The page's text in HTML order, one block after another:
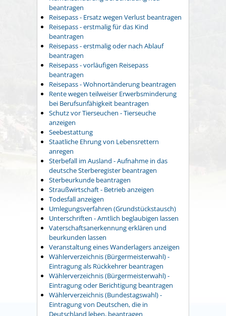
beantragen
Reisepass - Ersatz wegen Verlust beantragen
Reisepass - erstmalig für das Kind
beantragen
Reisepass - erstmalig oder nach Ablauf
beantragen
Reisepass - vorläufigen Reisepass
beantragen
Reisepass - Wohnortänderung beantragen
Rente wegen teilweiser Erwerbsminderung
bei Berufsunfähigkeit beantragen
Schutz vor Tierseuchen - Tierseuche
anzeigen
Seebestattung
Staatliche Ehrung von Lebensrettern
anregen
Sterbefall im Ausland - Aufnahme in das
deutsche Sterberegister beantragen
Sterbeurkunde beantragen
Straußwirtschaft - Betrieb anzeigen
Todesfall anzeigen
Umlegungsverfahren (Grundstückstausch)
Unterschriften - Amtlich beglaubigen lassen
Vaterschaftsanerkennung erklären und
beurkunden lassen
Veranstaltung eines Wanderlagers anzeigen
Wählerverzeichnis (Bürgermeisterwahl) -
Eintragung als Rückkehrer beantragen
Wählerverzeichnis (Bürgermeisterwahl) -
Eintragung oder Berichtigung beantragen
Wählerverzeichnis (Bundestagswahl) -
Eintragung von Deutschen, die in
Deutschland leben, beantragen